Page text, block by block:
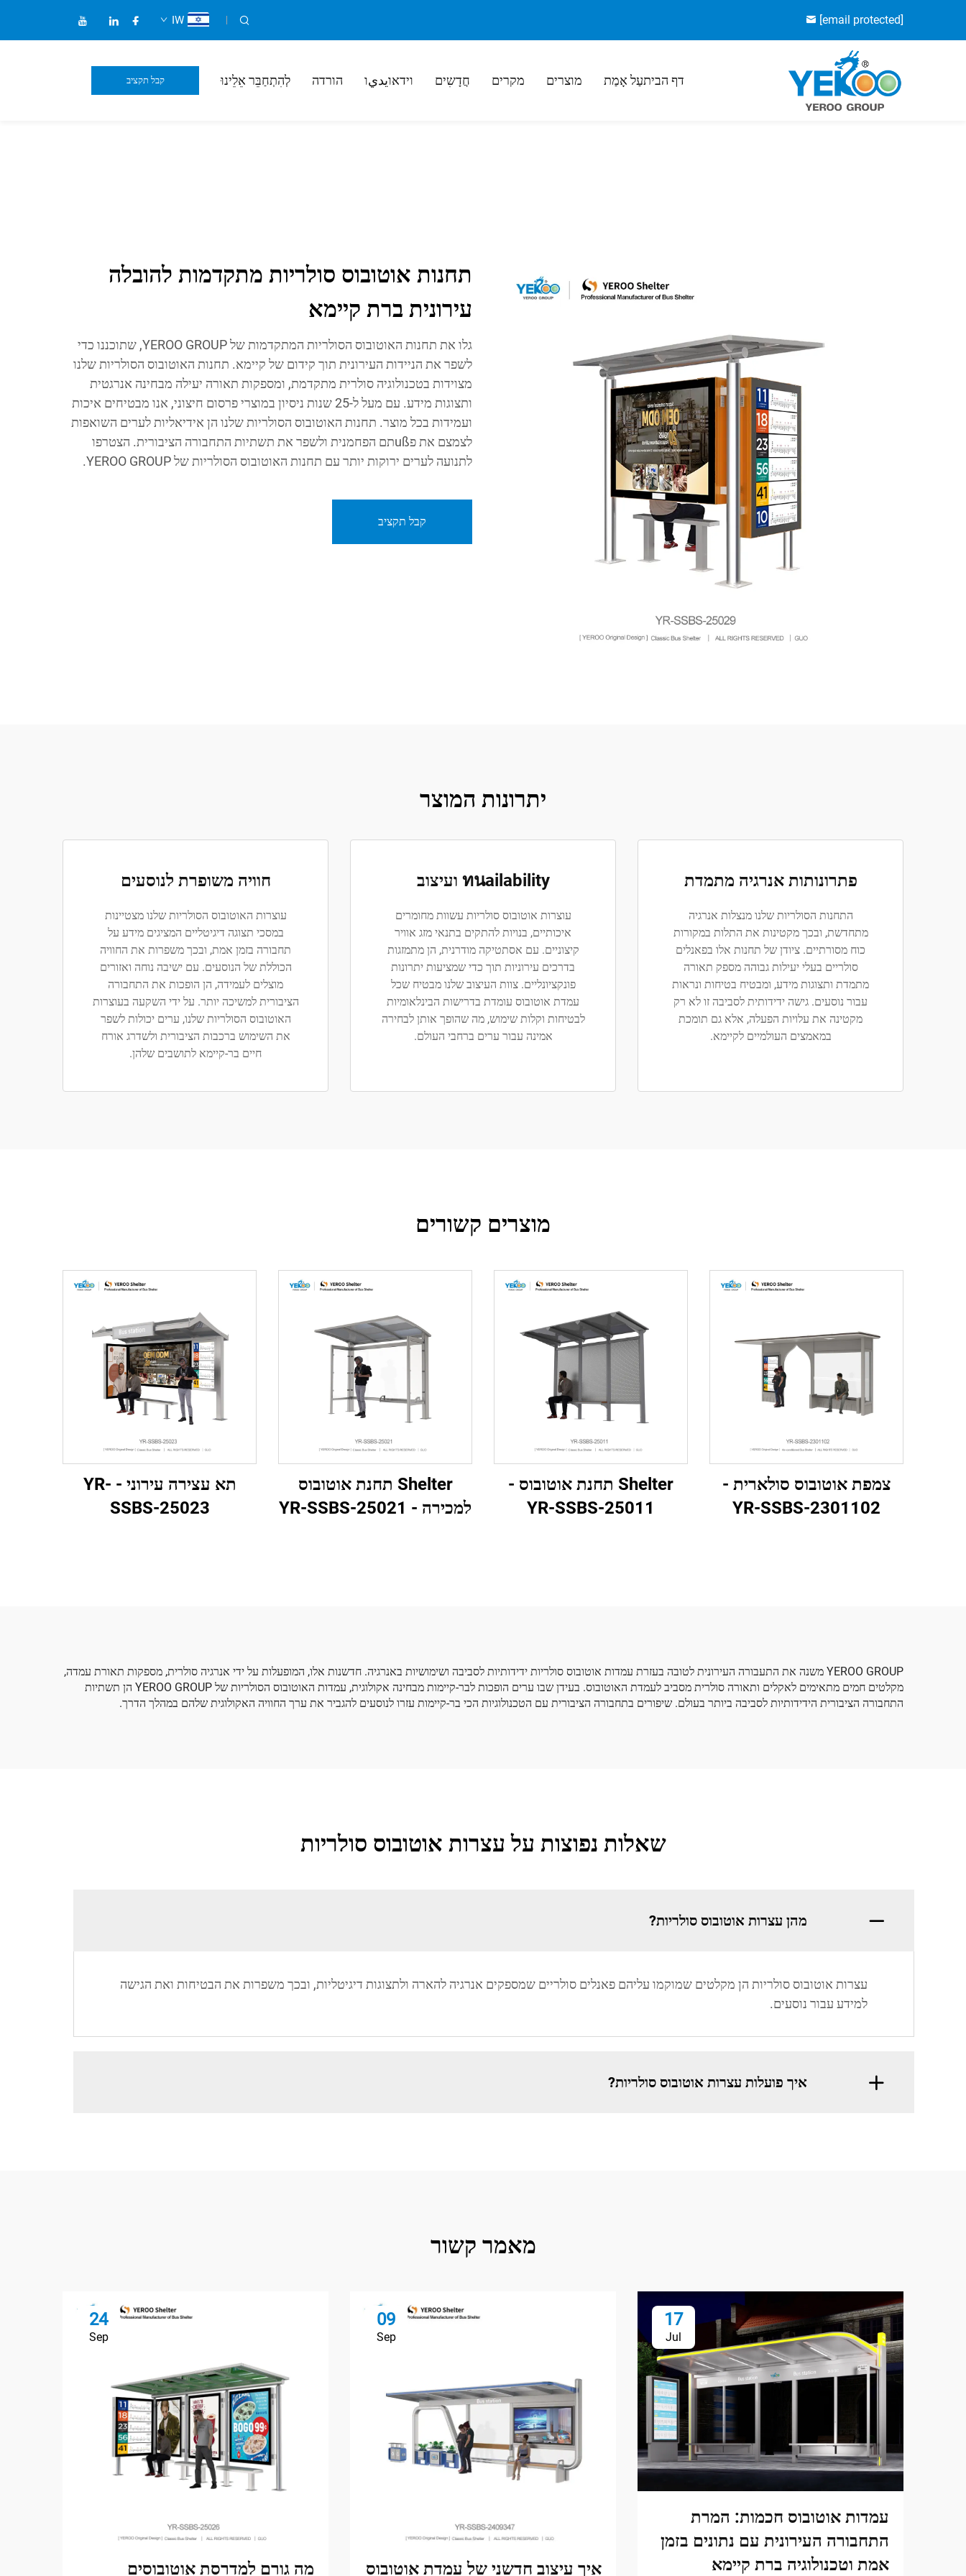
[email protected]
IW
דף הביתעַל אָמַת מוצרים מקרים חֲדָשִים וידאוيديו הורדה לְהִתְחַבֵּר אֵלֵינוּ קבל תקציב
תחנות אוטובוס סולריות מתקדמות להובלה
עירונית ברת קיימא
גלו את תחנות האוטובוס הסולריות המתקדמות של YEROO GROUP, שתוכננו כדי
לשפר את הניידות העירונית תוך קידום של קיימא. תחנות האוטובוס הסולריות שלנו
מצוידות בטכנולוגיה סולרית מתקדמת, ומספקות תאורה יעילה מבחינה אנרגטית
ותצוגות מידע. עם מעל ל-25 שנות ניסיון במוצרי פרסום חיצוני, אנו מבטיחים איכות
ועמידות בכל מוצר. תחנות האוטובוס הסולריות שלנו הן אידיאליות לערים השואפות
לצמצם את פußתם הפחמנית ולשפר את תשתיות התחבורה הציבורית. הצטרפו
לתנועה לערים ירוקות יותר עם תחנות האוטובוס הסולריות של YEROO GROUP.
קבל תקציב
יתרונות המוצר
פתרונותות אנרגיה מתמדת
התחנות הסולריות שלנו מנצלות אנרגיה
מתחדשת, ובכך מקטינות את התלות במקורות
כוח מסורתיים. ציודן של תחנות אלו בפאנלים
סולריים בעלי יעילות גבוהה מספק תאורה
מתמדת ותצוגות מידע, ומבטיח בטיחות ונראות
עבור נוסעים. גישה ידידותית לסביבה זו לא רק
מקטינה את עלויות הפעלה, אלא גם תומכת
במאמצים העולמיים לקיימא.
ทนailability ועיצוב
עוצרות אוטובוס סולריות עשוות מחומרים
איכותיים, בנויות להתקים בתנאי מזג אוויר
קיצוניים. עם אסתטיקה מודרנית, הן מתמזגות
בדרכים עירוניות תוך כדי שמציעות יתרונות
פונקציונליים. צוות העיצוב שלנו מבטיח שכל
עמדת אוטובוס עומדת בדרישות הבינלאומיות
לבטיחות וקלות שימוש, מה שהופך אותן לבחירה
אמינה עבור ערים ברחבי העולם.
חוויה משופרת לנוסעים
עוצרות האוטובוס הסולריות שלנו מצטיינות
במסכי תצוגה דיגיטליים המציגים מידע על
תחבורה בזמן אמת, ובכך משפרות את החוויה
הכוללת של הנוסעים. עם ישיבה נוחה ואזורים
מוצלים לעמידה, הן הופכות את התחבורה
הציבורית למשיכה יותר. על ידי השקעה בעוצרות
האוטובוס הסולריות שלנו, ערים יכולות לשפר
את השימוש ברכבות הציבורית ולשדרג אורח
חיים בר-קיימא לתושבים שלהן.
מוצרים קשורים
צמפת אוטובוס סולארית -
YR-SSBS-2301102
Shelter תחנת אוטובוס -
YR-SSBS-25011
Shelter תחנת אוטובוס
למכירה - YR-SSBS-25021
תא עצירה עירוני - YR-
SSBS-25023
YEROO GROUP משנה את התעבורה העירונית לטובה בעזרת עמדות אוטובוס סולריות ידידותיות לסביבה ושימושיות באנרגיה. חדשנות אלו, המופעלות על ידי אנרגיה סולרית, מספקות תאורת עמדה,
מקלטים חמים מתאימים לאקלים ותאורה סולרית מסביב לעמדת האוטובוס. בעידן שבו ערים הופכות לבר-קיימות מבחינה אקולוגית, עמדות האוטובוס הסולריות של YEROO GROUP הן תשתיות
התחבורה הציבורית הידידותיות לסביבה ביותר בעולם. שיפורים בתחבורה הציבורית עם הטכנולוגיות הכי בר-קיימות עזרו לנוסעים להגביר את ערך החוויה האקולוגית שלהם במהלך הדרך.
שאלות נפוצות על עצרות אוטובוס סולריות
מהן עצרות אוטובוס סולריות?
עצרות אוטובוס סולריות הן מקלטים שמוקמו עליהם פאנלים סולריים שמספקים אנרגיה להארה ולתצוגות דיגיטליות, ובכך משפרות את הבטיחות ואת הגישה
למידע עבור נוסעים.
איך פועלות עצרות אוטובוס סולריות?
מאמר קשור
17
Jul
עמדות אוטובוס חכמות: המרת
התחבורה העירונית עם נתונים בזמן
אמת וטכנולוגיה ברת קיימא
09
Sep
איך עיצוב חדשני של עמדת אוטובוס
24
Sep
מה גורם למדרסת אוטובוסים